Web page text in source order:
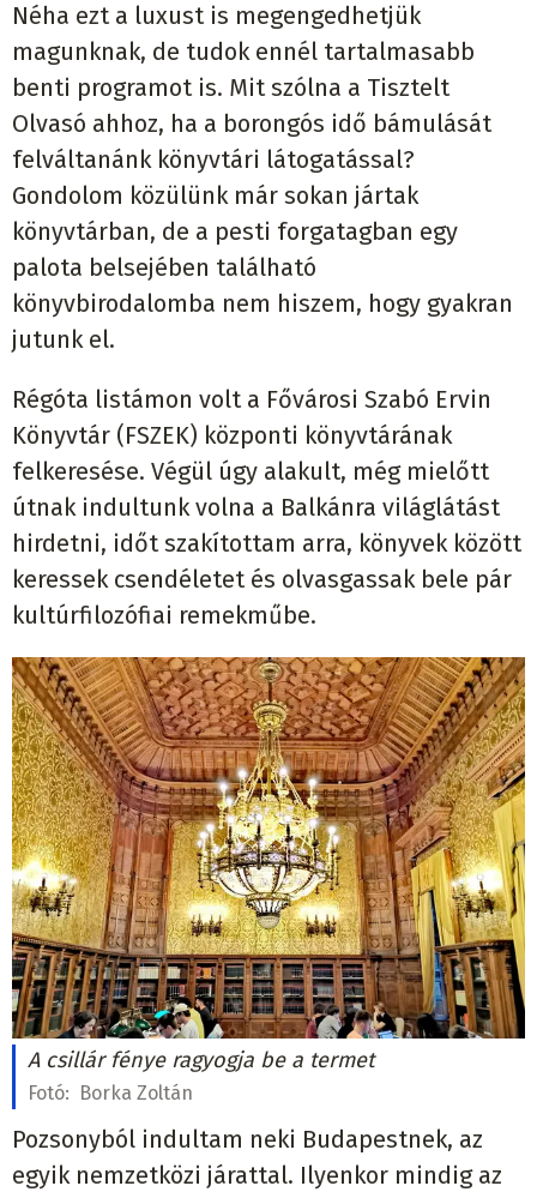
Néha ezt a luxust is megengedhetjük
magunknak, de tudok ennél tartalmasabb
benti programot is. Mit szólna a Tisztelt
Olvasó ahhoz, ha a borongós idő bámulását
felváltanánk könyvtári látogatással?
Gondolom közülünk már sokan jártak
könyvtárban, de a pesti forgatagban egy
palota belsejében található
könyvbirodalomba nem hiszem, hogy gyakran
jutunk el.
Régóta listámon volt a Fővárosi Szabó Ervin
Könyvtár (FSZEK) központi könyvtárának
felkeresése. Végül úgy alakult, még mielőtt
útnak indultunk volna a Balkánra világlátást
hirdetni, időt szakítottam arra, könyvek között
keressek csendéletet és olvasgassak bele pár
kultúrfilozófiai remekműbe.
A csillár fénye ragyogja be a termet
Fotó: Borka Zoltán
Pozsonyból indultam neki Budapestnek, az
egyik nemzetközi járattal. Ilyenkor mindig az